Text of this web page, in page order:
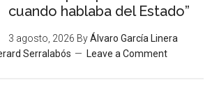
cuando hablaba del Estado”
3 agosto, 2026 ByÁlvaro García Linera
Serralabós
Leave a Comment